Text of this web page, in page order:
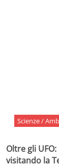
Scienze /
Oltre gli
visitando la